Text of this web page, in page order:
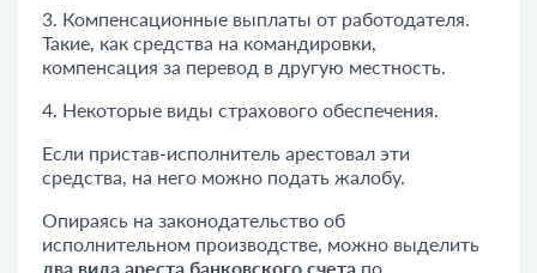
3. Компенсационные выплаты от работодателя.
Такие, как средства на командировки,
компенсация за перевод в другую местность.
4. Некоторые виды страхового обеспечения.
Если пристав-исполнитель арестовал эти
средства, на него можно подать жалобу.
Опираясь на законодательство об
исполнительном производстве, можно выделить
два вида ареста банковского счета по